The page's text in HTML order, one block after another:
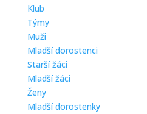
Klub
Týmy
Muži
Mladší dorostenci
Starší žáci
Mladší žáci
Ženy
Mladší dorostenky